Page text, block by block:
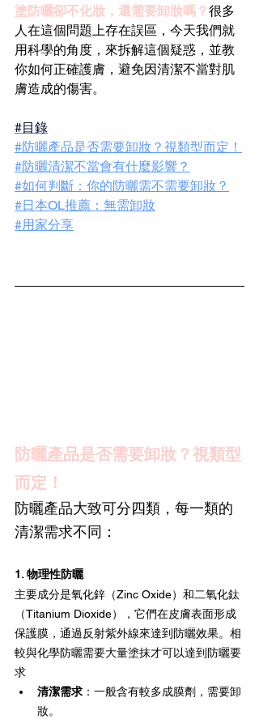
塗防曬卻不化妝，還需要卸妝嗎？ 很多
人在這個問題上存在誤區，今天我們就
用科學的角度，來拆解這個疑惑，並教
你如何正確護膚，避免因清潔不當對肌
膚造成的傷害。
#目錄
#防曬產品是否需要卸妝？視類型而定！
#防曬清潔不當會有什麼影響？
#如何判斷：你的防曬需不需要卸妝？
#日本OL推薦：無需卸妝
#用家分享
防曬產品是否需要卸妝？視類型
而定！
防曬產品大致可分四類，每一類的
清潔需求不同：
1. 物理性防曬
主要成分是氧化鋅（Zinc Oxide）和二氧化鈦
（Titanium Dioxide），它們在皮膚表面形成
保護膜，通過反射紫外線來達到防曬效果。相
較與化學防曬需要大量塗抹才可以達到防曬要
求
清潔需求 ：一般含有較多成膜劑，需要卸
妝。